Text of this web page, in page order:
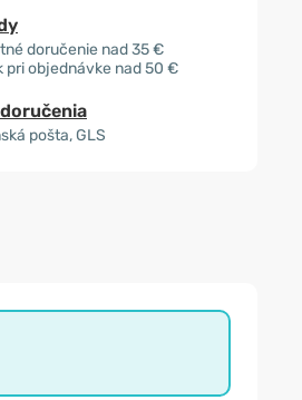
doručenie nad 35 €
pri objednávke nad 50 €
pošta, GLS